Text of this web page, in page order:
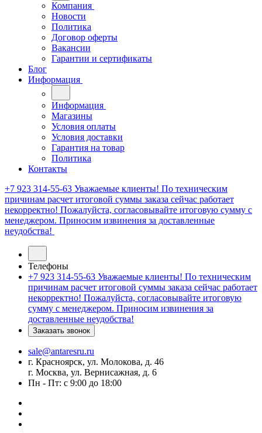
Компания
Новости
Политика
Договор оферты
Вакансии
Гарантии и сертификаты
Блог
Информация
Информация
Магазины
Условия оплаты
Условия доставки
Гарантия на товар
Политика
Контакты
+7 923 314-55-63 Уважаемые клиенты! По техническим
причинам расчет итоговой суммы заказа сейчас работает
некорректно! Пожалуйста, согласовывайте итоговую сумму с
менеджером. Приносим извинения за доставленные
неудобства!
Телефоны
+7 923 314-55-63 Уважаемые клиенты! По техническим
причинам расчет итоговой суммы заказа сейчас работает
некорректно! Пожалуйста, согласовывайте итоговую
сумму с менеджером. Приносим извинения за
доставленные неудобства!
Заказать звонок
sale@antaresru.ru
г. Красноярск, ул. Молокова, д. 46
г. Москва, ул. Вернисажная, д. 6
Пн - Пт: с 9:00 до 18:00